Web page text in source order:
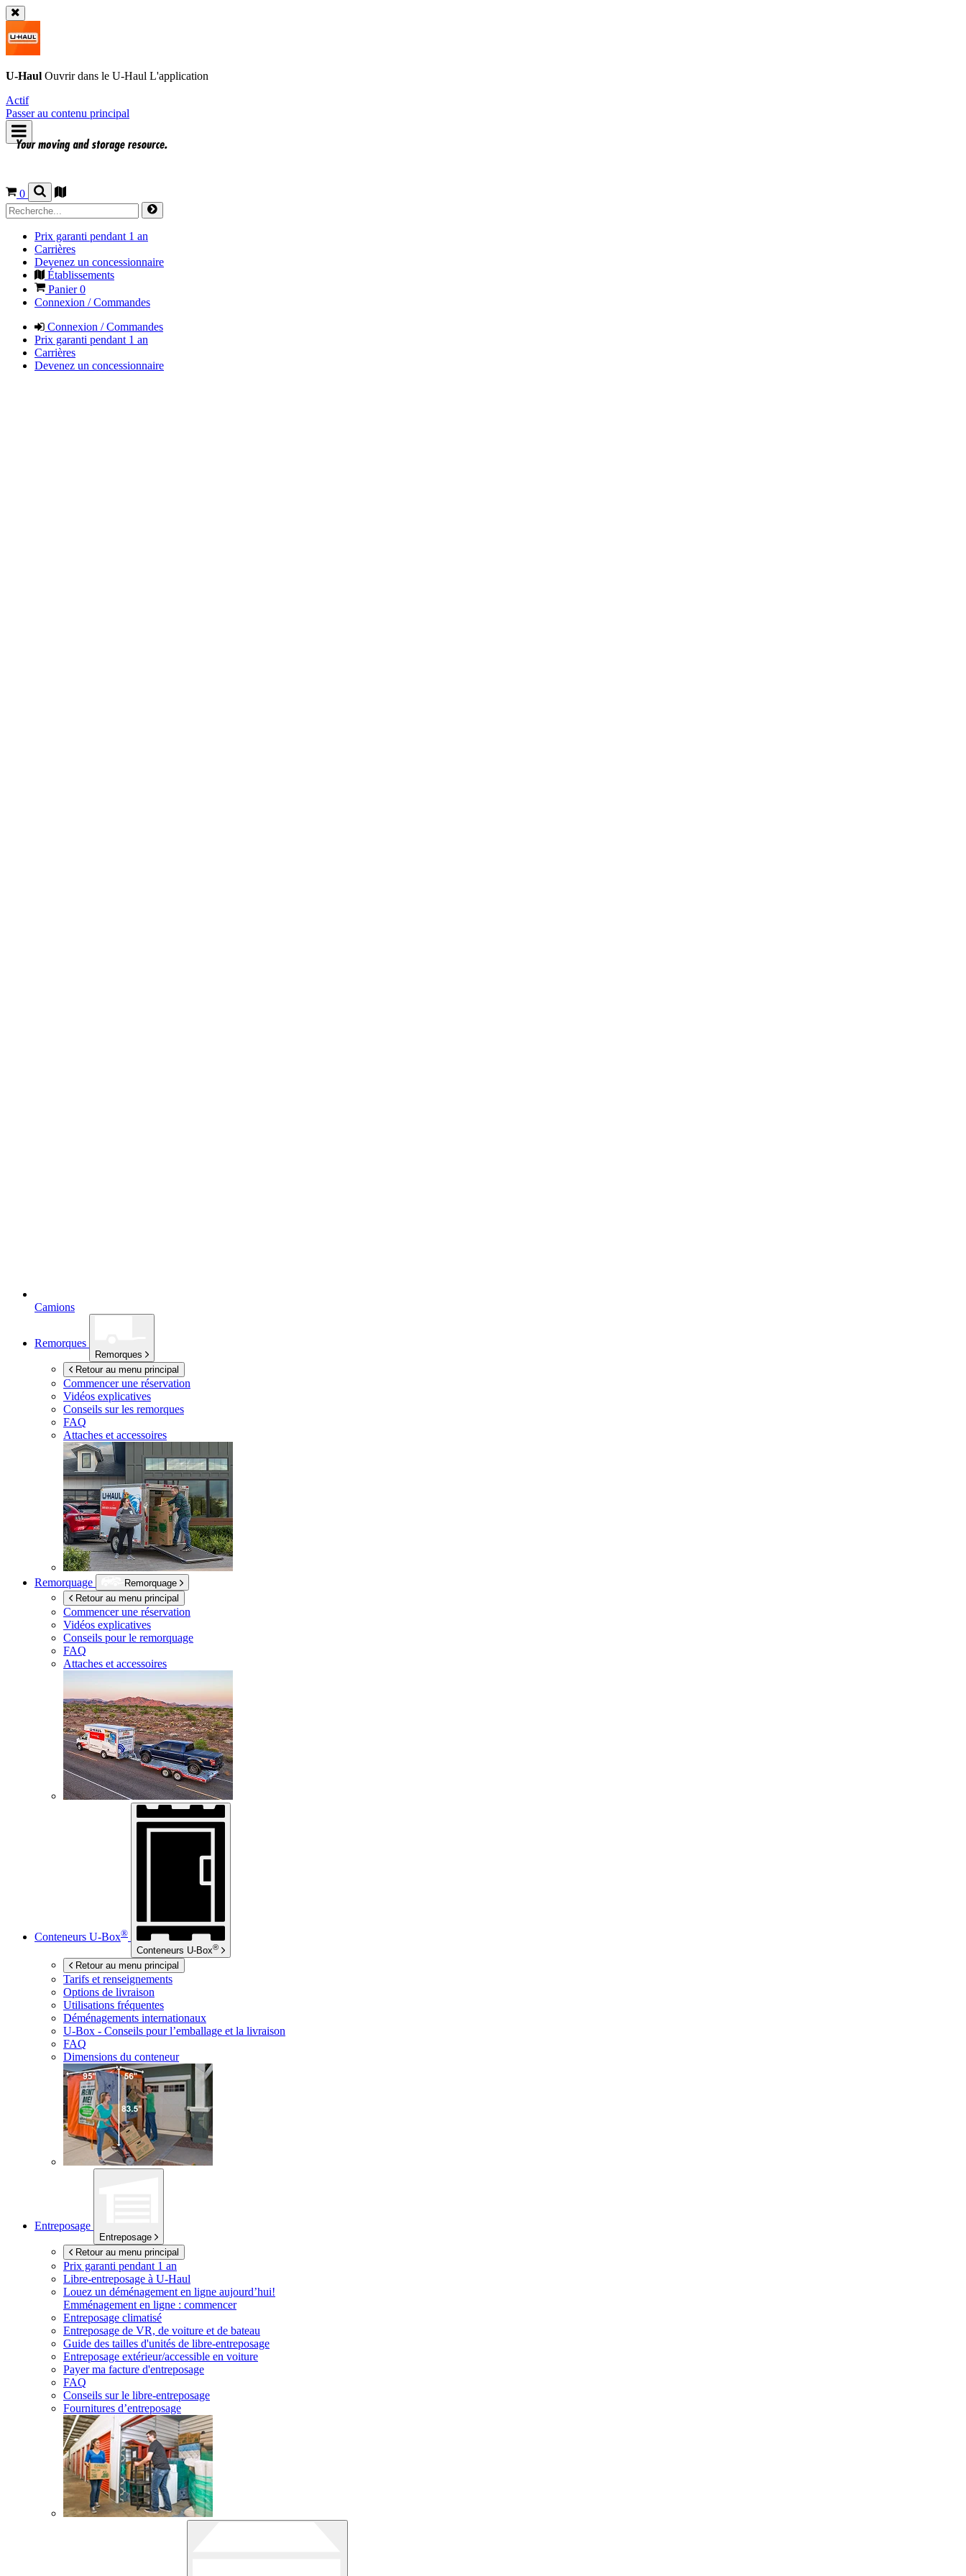
U-Haul Ouvrir dans le U-Haul L'application
Actif
Passer au contenu principal
0
Prix garanti pendant 1 an
Carrières
Devenez un concessionnaire
Établissements
Panier0
Connexion / Commandes
Connexion / Commandes
Prix garanti pendant 1 an
Carrières
Devenez un concessionnaire
Camions
Remorques
Remorques
Retour au menu principal
Commencer une réservation
Vidéos explicatives
Conseils sur les remorques
FAQ
Attaches et accessoires
Remorquage
Remorquage
Retour au menu principal
Commencer une réservation
Vidéos explicatives
Conseils pour le remorquage
FAQ
Attaches et accessoires
Conteneurs U-Box®
Conteneurs U-Box®
Retour au menu principal
Tarifs et renseignements
Options de livraison
Utilisations fréquentes
Déménagements internationaux
U-Box - Conseils pour l’emballage et la livraison
FAQ
Dimensions du conteneur
Entreposage
Entreposage
Retour au menu principal
Prix garanti pendant 1 an
Libre-entreposage à U-Haul
Louez un déménagement en ligne aujourd’hui!
Emménagement en ligne : commencer
Entreposage climatisé
Entreposage de VR, de voiture et de bateau
Guide des tailles d'unités de libre-entreposage
Entreposage extérieur/accessible en voiture
Payer ma facture d'entreposage
FAQ
Conseils sur le libre-entreposage
Fournitures d’entreposage